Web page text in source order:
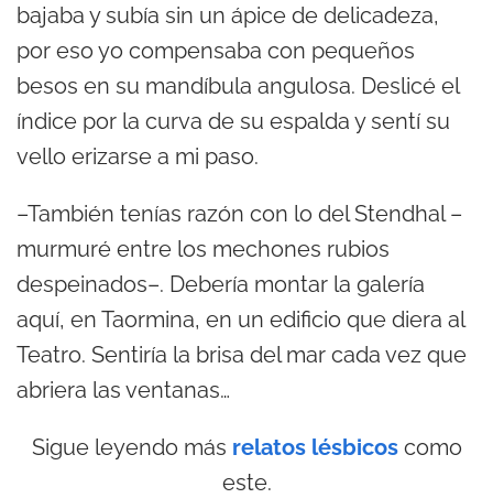
bajaba y subía sin un ápice de delicadeza,
por eso yo compensaba con pequeños
besos en su mandíbula angulosa. Deslicé el
índice por la curva de su espalda y sentí su
vello erizarse a mi paso.
–También tenías razón con lo del Stendhal –
murmuré entre los mechones rubios
despeinados–. Debería montar la galería
aquí, en Taormina, en un edificio que diera al
Teatro. Sentiría la brisa del mar cada vez que
abriera las ventanas…
Sigue leyendo más relatos lésbicoscomo
este.